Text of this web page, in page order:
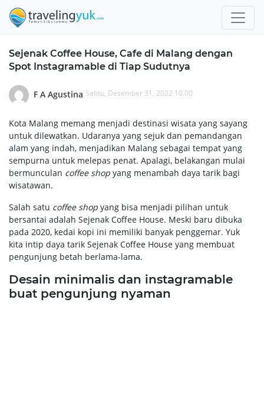
Sejenak Coffee House, Cafe di Malang dengan
Spot Instagramable di Tiap Sudutnya
F A Agustina Sabtu, Desember 31, 2022 10.00
Kota Malang memang menjadi destinasi wisata yang sayang
untuk dilewatkan. Udaranya yang sejuk dan pemandangan
alam yang indah, menjadikan Malang sebagai tempat yang
sempurna untuk melepas penat. Apalagi, belakangan mulai
bermunculan coffee shop yang menambah daya tarik bagi
wisatawan.
Salah satu coffee shop yang bisa menjadi pilihan untuk
bersantai adalah Sejenak Coffee House. Meski baru dibuka
pada 2020, kedai kopi ini memiliki banyak penggemar. Yuk
kita intip daya tarik Sejenak Coffee House yang membuat
pengunjung betah berlama-lama.
Desain minimalis dan instagramable
buat pengunjung nyaman